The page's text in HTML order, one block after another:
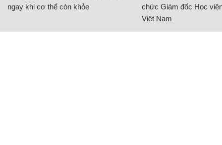
ngay khi cơ thể còn khỏe
chức Giám đốc Học
Việt Nam